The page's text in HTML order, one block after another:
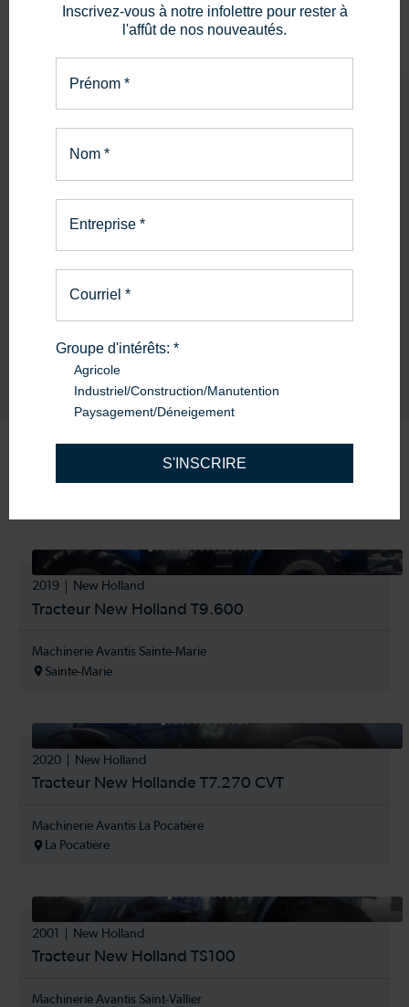
La bonne pièce.
Le bon service.
Produitssimilaires
2019 New Holland
Tracteur New Holland T9.600
Machinerie Avantis Sainte-Marie
Sainte-Marie
2020 New Holland
Tracteur New Hollande T7.270 CVT
Machinerie Avantis La Pocatière
La Pocatière
2001 New Holland
Tracteur New Holland TS100
Machinerie Avantis Saint-Vallier
Inscrivez-vous à notre infolettre pour rester à
l'affût de nos nouveautés.
Prénom *
Nom *
Entreprise *
Courriel *
Groupe d'intérêts: *
Agricole
Industriel/Construction/Manutention
Paysagement/Déneigement
S'INSCRIRE